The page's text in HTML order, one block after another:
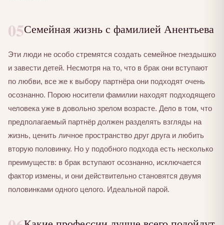
05Семейная жизнь с фамилией Анентьева
Эти люди не особо стремятся создать семейное гнездышко
и завести детей. Несмотря на то, что в брак они вступают
по любви, все же к выбору партнёра они подходят очень
осознанно. Порою носители фамилии находят подходящего
человека уже в довольно зрелом возрасте. Дело в том, что
предполагаемый партнёр должен разделять взгляды на
жизнь, ценить личное пространство друг друга и любить
вторую половинку. Но у подобного подхода есть несколько
преимуществ: в брак вступают осознанно, исключается
фактор измены, и они действительно становятся двумя
половинками одного целого. Идеальной парой.